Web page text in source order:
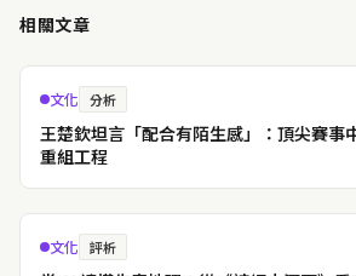
相關文章
文化 分析
王楚欽坦言「配合有陌生感」：頂尖賽事
重組工程
文化 評析